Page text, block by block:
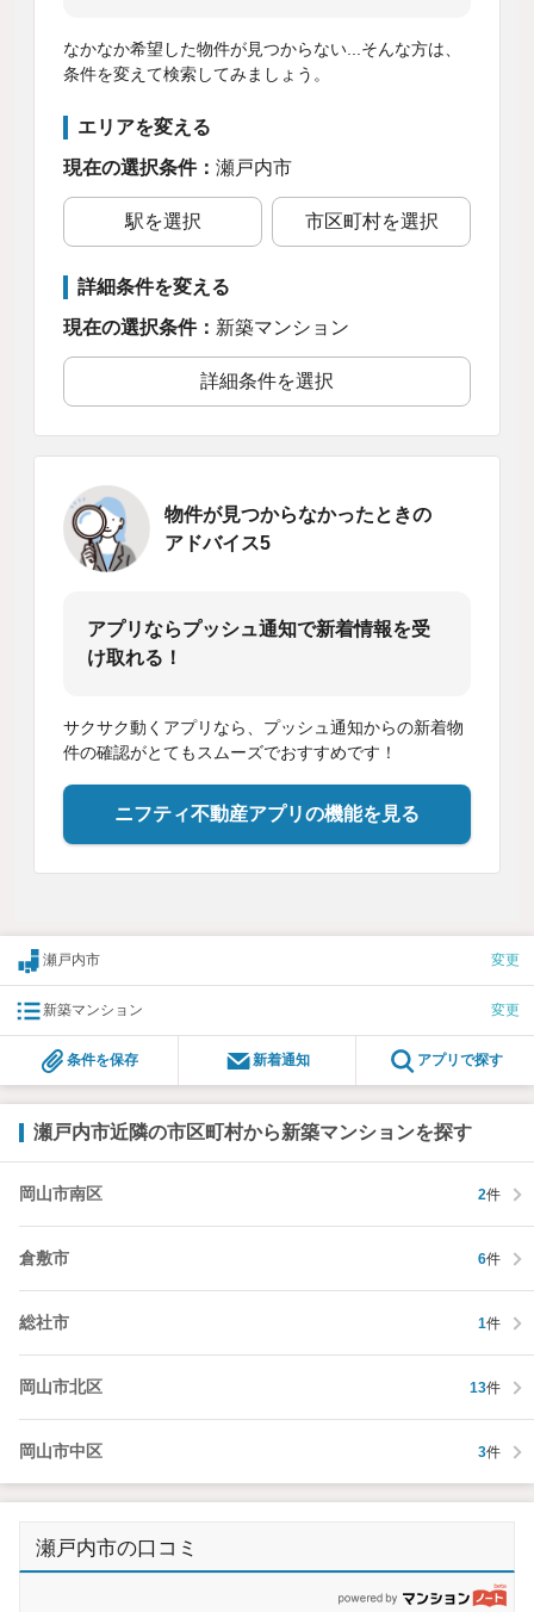
なかなか希望した物件が見つからない...そんな方は、
条件を変えて検索してみましょう。
エリアを変える
現在の選択条件： 瀬戸内市
駅を選択 市区町村を選択
詳細条件を変える
現在の選択条件： 新築マンション
詳細条件を選択
物件が見つからなかったときの
アドバイス5
アプリならプッシュ通知で新着情報を受
け取れる！
サクサク動くアプリなら、プッシュ通知からの新着物
件の確認がとてもスムーズでおすすめです！
ニフティ不動産アプリの機能を見る
瀬戸内市 変更
新築マンション 変更
条件を保存 新着通知 アプリで探す
瀬戸内市近隣の市区町村から新築マンションを探す
岡山市南区 2件
倉敷市 6件
総社市 1件
岡山市北区 13件
岡山市中区 3件
瀬戸内市の口コミ